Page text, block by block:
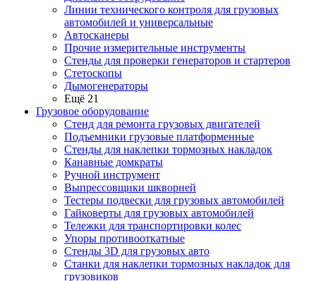
Линии технического контроля для грузовых
автомобилей и универсальные
Автосканеры
Прочие измерительные инструменты
Стенды для проверки генераторов и стартеров
Стетоскопы
Дымогенераторы
Ещё 21
Грузовое оборудование
Стенд для ремонта грузовых двигателей
Подъемники грузовые платформенные
Стенды для наклепки тормозных накладок
Канавные домкраты
Ручной инструмент
Выпрессовщики шкворней
Тестеры подвески для грузовых автомобилей
Гайковерты для грузовых автомобилей
Тележки для транспортировки колес
Упоры противооткатные
Стенды 3D для грузовых авто
Станки для наклепки тормозных накладок для
грузовиков